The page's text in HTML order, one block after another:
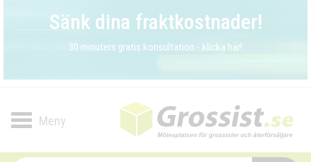
Sänk dina fraktkostnader!
30 minuters gratis konsultation - klicka här!
Toggle